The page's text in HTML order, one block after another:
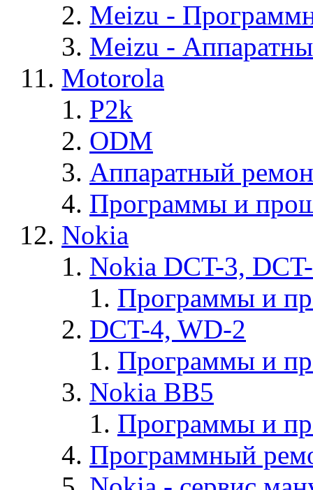
Meizu -
Meizu -
Motorola
P2k
ODM
Аппаратный
Программы и
Nokia
Nokia DCT-3,
Программы и
DCT-4, WD-2
Программы и
Nokia BB5
Программы и
Программный